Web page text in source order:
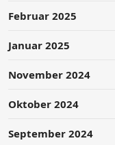
Februar 2025
Januar 2025
November 2024
Oktober 2024
September 2024